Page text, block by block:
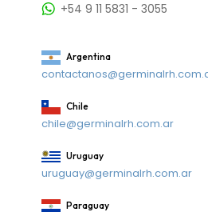
+54 9 11 5831 - 3055
Argentina
Chile
chile@germinalrh.com.ar
Uruguay
uruguay@germinalrh.com.ar
Paraguay